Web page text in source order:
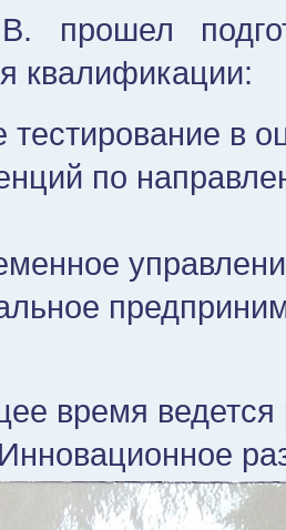
прошел
квалификации:
тестирование в
по
время ведется